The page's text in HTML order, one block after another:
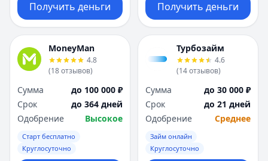
Получить деньги Получить деньги
MoneyMan
4.8
(18отзывов)
Сумма
до 100 000 ₽
Срок
до 364 дней
Одобрение
Высокое
Старт бесплатно
Круглосуточно
Турбозайм
4.6
(14отзывов)
Сумма
до 30 000 ₽
Срок
до 21 дней
Одобрение
Среднее
Займ онлайн
Круглосуточно